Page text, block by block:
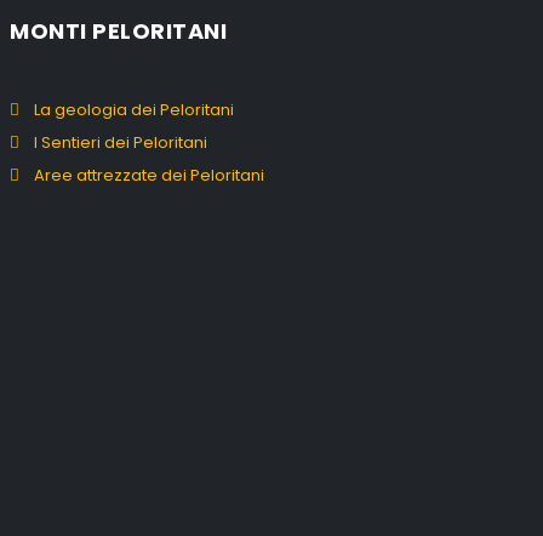
MONTI PELORITANI
La geologia dei Peloritani
I Sentieri dei Peloritani
Aree attrezzate dei Peloritani